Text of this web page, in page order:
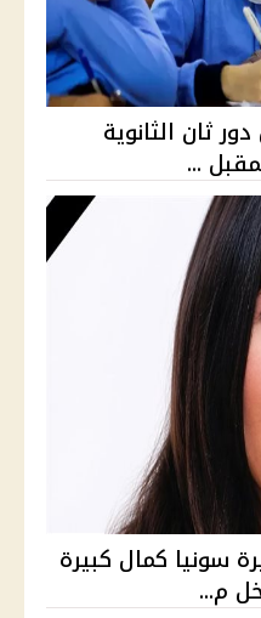
دور ثان الثانوية
...
سونيا كمال كبيرة
م...